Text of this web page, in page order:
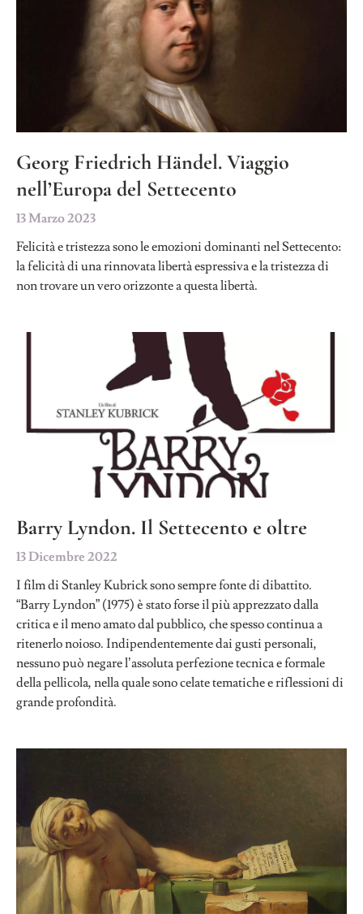
Georg Friedrich Händel. Viaggio
nell’Europa del Settecento
13 Marzo 2023
Felicità e tristezza sono le emozioni dominanti nel Settecento:
la felicità di una rinnovata libertà espressiva e la tristezza di
non trovare un vero orizzonte a questa libertà.
Barry Lyndon. Il Settecento e oltre
13 Dicembre 2022
I film di Stanley Kubrick sono sempre fonte di dibattito.
“Barry Lyndon” (1975) è stato forse il più apprezzato dalla
critica e il meno amato dal pubblico, che spesso continua a
ritenerlo noioso. Indipendentemente dai gusti personali,
nessuno può negare l’assoluta perfezione tecnica e formale
della pellicola, nella quale sono celate tematiche e riflessioni di
grande profondità.